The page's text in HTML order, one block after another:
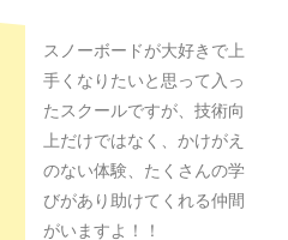
スノーボードが大好きで上
手くなりたいと思って入っ
たスクールですが、技術向
上だけではなく、かけがえ
のない体験、たくさんの学
びがあり助けてくれる仲間
がいますよ！！